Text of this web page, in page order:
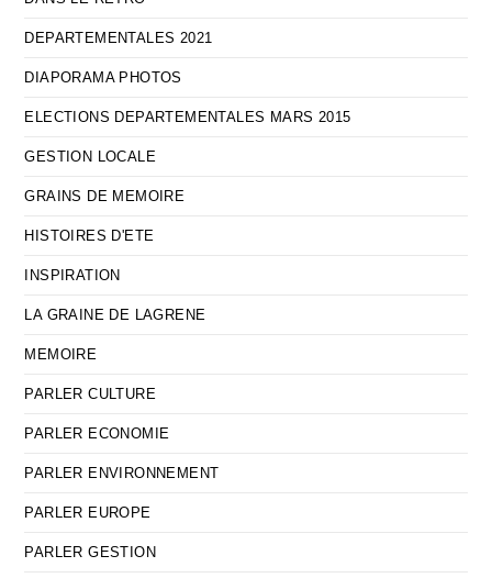
DEPARTEMENTALES 2021
DIAPORAMA PHOTOS
ELECTIONS DEPARTEMENTALES MARS 2015
GESTION LOCALE
GRAINS DE MEMOIRE
HISTOIRES D'ETE
INSPIRATION
LA GRAINE DE LAGRENE
MEMOIRE
PARLER CULTURE
PARLER ECONOMIE
PARLER ENVIRONNEMENT
PARLER EUROPE
PARLER GESTION